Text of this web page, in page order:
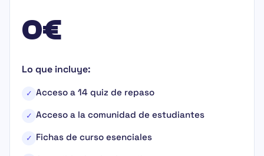
0€
Lo que incluye:
✓ Acceso a 14 quiz de repaso
✓ Acceso a la comunidad de estudiantes
✓ Fichas de curso esenciales